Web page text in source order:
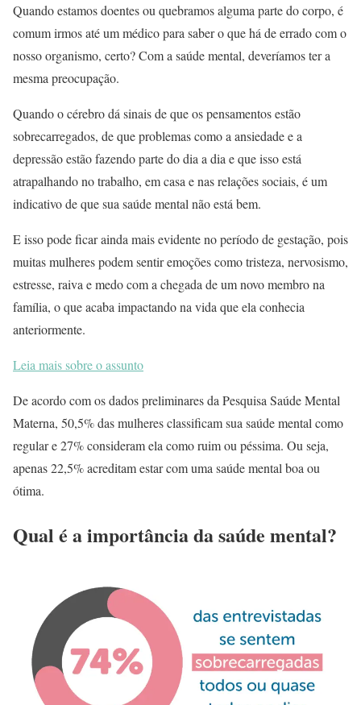
Quando estamos doentes ou quebramos alguma parte do corpo, é
comum irmos até um médico para saber o que há de errado com o
nosso organismo, certo? Com a saúde mental, deveríamos ter a
mesma preocupação.
Quando o cérebro dá sinais de que os pensamentos estão
sobrecarregados, de que problemas como a ansiedade e a
depressão estão fazendo parte do dia a dia e que isso está
atrapalhando no trabalho, em casa e nas relações sociais, é um
indicativo de que sua saúde mental não está bem.
E isso pode ficar ainda mais evidente no período de gestação, pois
muitas mulheres podem sentir emoções como tristeza, nervosismo,
estresse, raiva e medo com a chegada de um novo membro na
família, o que acaba impactando na vida que ela conhecia
anteriormente.
Leia mais sobre o assunto
De acordo com os dados preliminares da Pesquisa Saúde Mental
Materna, 50,5% das mulheres classificam sua saúde mental como
regular e 27% consideram ela como ruim ou péssima. Ou seja,
apenas 22,5% acreditam estar com uma saúde mental boa ou
ótima.
Qual é a importância da saúde mental?